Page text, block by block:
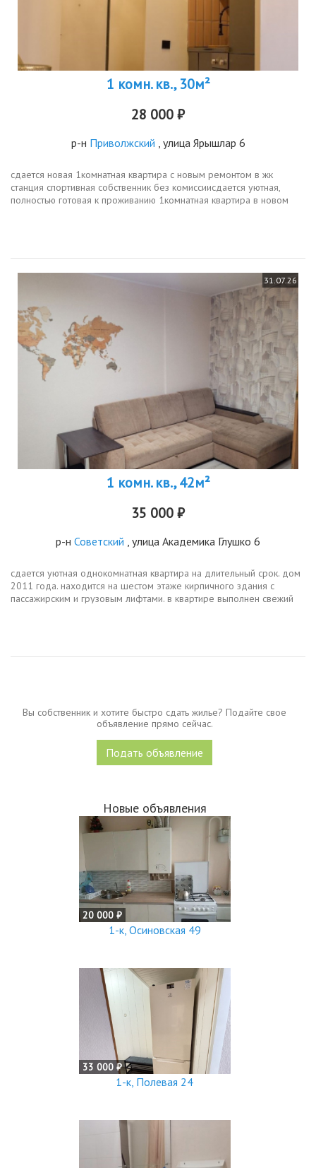
1 комн. кв., 30м²
28 000 ₽
р-н Приволжский , улица Ярышлар 6
сдается новая 1комнатная квартира с новым ремонтом в жк
станция спортивная собственник без комиссиисдается уютная,
полностью готовая к проживанию 1комнатная квартира в новом
31.07.26
1 комн. кв., 42м²
35 000 ₽
р-н Советский , улица Академика Глушко 6
сдается уютная однокомнатная квартира на длительный срок. дом
2011 года. находится на шестом этаже кирпичного здания с
пассажирским и грузовым лифтами. в квартире выполнен свежий
Вы собственник и хотите быстро сдать жилье? Подайте свое
объявление прямо сейчас.
Подать объявление
Новые объявления
20 000 ₽
1-к, Осиновская 49
33 000 ₽
1-к, Полевая 24